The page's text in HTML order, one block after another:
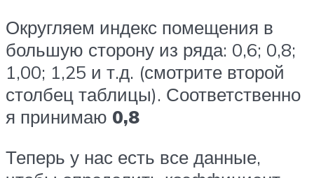
Округляем индекс помещения в
большую сторону из ряда: 0,6; 0,8;
1,00; 1,25 и т.д. (смотрите второй
столбец таблицы). Соответственно
я принимаю 0,8
Теперь у нас есть все данные,